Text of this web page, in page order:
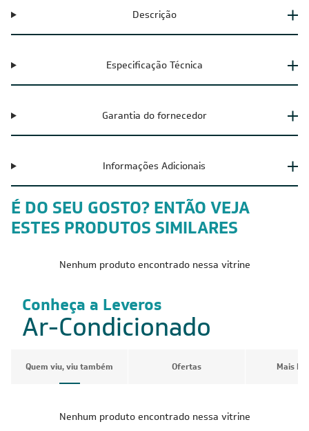
Descrição
Especificação Técnica
Garantia do fornecedor
Informações Adicionais
É DO SEU GOSTO? ENTÃO VEJA
ESTES PRODUTOS SIMILARES
Nenhum produto encontrado nessa vitrine
Conheça a Leveros
Ar-Condicionado
Quem viu, viu também Ofertas Mais
Nenhum produto encontrado nessa vitrine